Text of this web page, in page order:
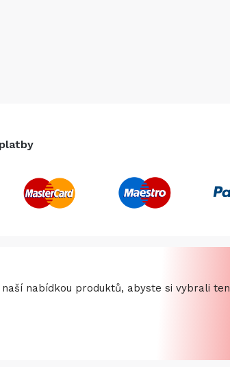
nabídkou produktů, abyste si vybrali ten